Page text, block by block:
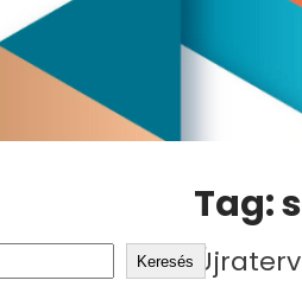
Tag:
Keresés